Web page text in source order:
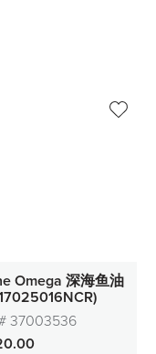
Omega 深海鱼油
37003536